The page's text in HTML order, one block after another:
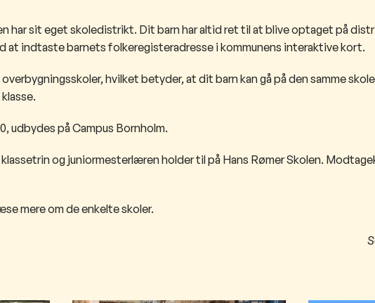
har sit eget skoledistrikt. Dit barn har altid ret til at blive optaget på
at indtaste barnets folkeregisteradresse i kommunens interaktive kort.
hvilket betyder, at dit barn kan gå på den samme
udbydes på Campus Bornholm.
klassetrin og juniormesterlæren holder til på Hans Rømer Skolen.
mere om de enkelte skoler.